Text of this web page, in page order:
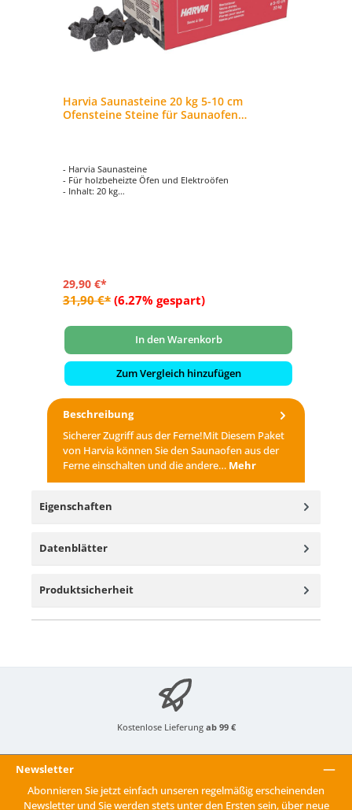
Harvia Saunasteine 20 kg 5-10 cm
Ofensteine Steine für Saunaofen
- Harvia Saunasteine
- Für holzbeheizte Öfen und Elektroöfen
- Inhalt: 20 kg
29,90 €*
31,90 €* (6.27% gespart)
In den Warenkorb
Zum Vergleich hinzufügen
Beschreibung
Sicherer Zugriff aus der Ferne!Mit Diesem Paket
von Harvia können Sie den Saunaofen aus der
Ferne einschalten und die andere… Mehr
Eigenschaften
Datenblätter
Produktsicherheit
Kostenlose Lieferung ab 99 €
Newsletter
Abonnieren Sie jetzt einfach unseren regelmäßig erscheinenden
Newsletter und Sie werden stets unter den Ersten sein, über neue